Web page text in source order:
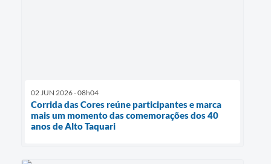
02 JUN 2026 - 08h04
Corrida das Cores reúne participantes e marca
mais um momento das comemorações dos 40
anos de Alto Taquari